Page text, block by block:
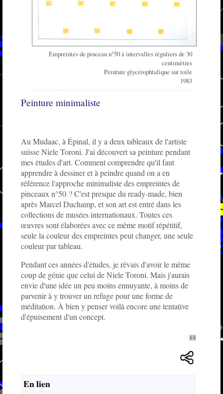
Empreintes de pinceau n°50 à intervalles réguliers de 30
centimètres
Peinture glycérophtalique sur toile
1983
Peinture minimaliste
Au Mudaac, à Épinal, il y a deux tableaux de l'artiste
suisse Niele Toroni. J'ai découvert sa peinture pendant
mes études d'art. Comment comprendre qu'il faut
apprendre à dessiner et à peindre quand on a en
référence l'approche minimaliste des empreintes de
pinceaux n°50 ? C'est presque du ready-made, bien
après Marcel Duchamp, et son art est entré dans les
collections de musées internationaux. Toutes ces
œuvres sont élaborées avec ce même motif répétitif,
seule la couleur des empreintes peut changer, une seule
couleur par tableau.
Pendant ces années d'études, je rêvais d'avoir le même
coup de génie que celui de Niele Toroni. Mais j'aurais
envie d'une idée un peu moins ennuyante, à moins de
parvenir à y trouver un refuge pour une forme de
méditation. À bien y penser voilà encore une tentative
d'épuisement d'un concept.
En lien